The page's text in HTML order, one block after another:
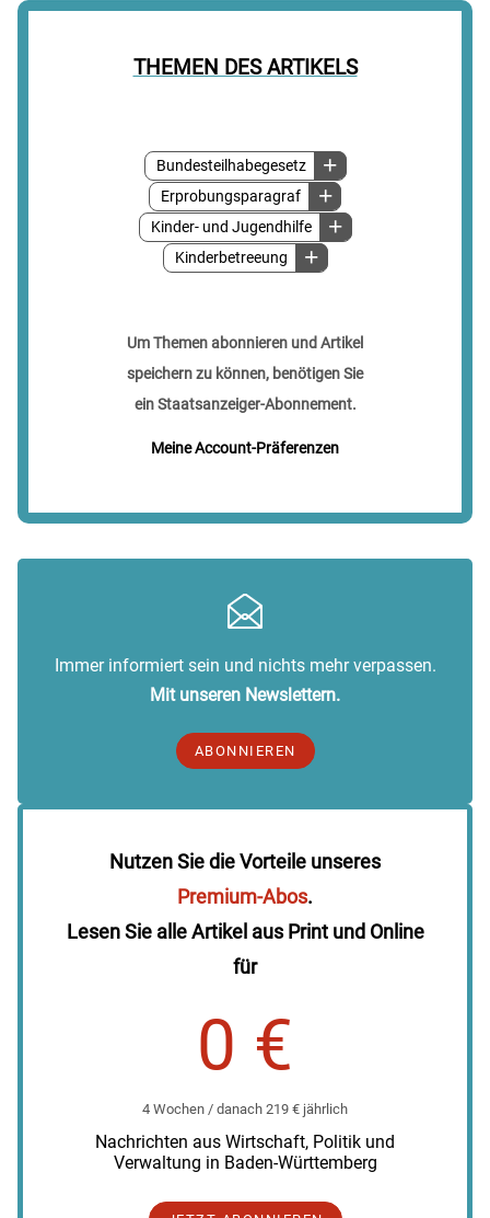
THEMEN DES ARTIKELS
Bundesteilhabegesetz
Erprobungsparagraf
Kinder- und Jugendhilfe
Kinderbetreeung
Um Themen abonnieren und Artikel
speichern zu können, benötigen Sie
ein Staatsanzeiger-Abonnement.
Meine Account-Präferenzen
Immer informiert sein und nichts mehr verpassen.
Mit unseren Newslettern.
ABONNIEREN
Nutzen Sie die Vorteile unseres
Premium-Abos.
Lesen Sie alle Artikel aus Print und Online
für
0 €
4 Wochen / danach 219 € jährlich
Nachrichten aus Wirtschaft, Politik und
Verwaltung in Baden-Württemberg